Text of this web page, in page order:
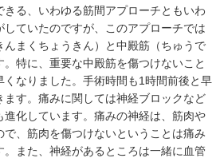
る、いわゆる筋間アプローチともいわ
ていたのですが、このアプローチでは
んまくちょうきん）と中殿筋（ちゅうで
特に、重要な中殿筋を傷つけないこと
くなりました。手術時間も1時間前後と早
ます。痛みに関しては神経ブロックなど
進化しています。痛みの神経は、筋肉や
、筋肉を傷つけないということは痛み
また、神経があるところは一緒に血管